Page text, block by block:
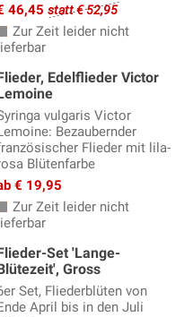
46,45 statt € 52,95
Zur Zeit leider nicht
Edelflieder Victor
vulgaris Victor
Bezaubernder
Flieder mit lila-
Blütenfarbe
€ 19,95
Zur Zeit leider nicht
Set 'Lange-
Gross
Set, Fliederblüten von
April bis in den Juli